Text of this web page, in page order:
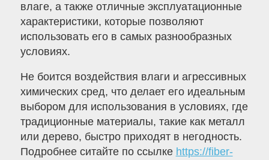
влаге, а также отличные эксплуатационные
характеристики, которые позволяют
использовать его в самых разнообразных
условиях.
Не боится воздействия влаги и агрессивных
химических сред, что делает его идеальным
выбором для использования в условиях, где
традиционные материалы, такие как металл
или дерево, быстро приходят в негодность.
Подробнее ситайте по ссылке https://fiber-